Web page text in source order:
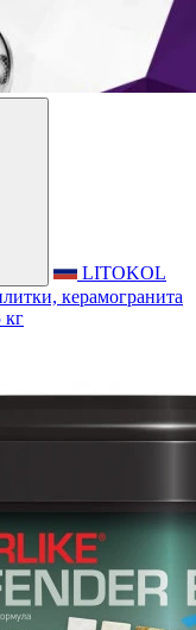
LITOKOL
керамогранита
кг